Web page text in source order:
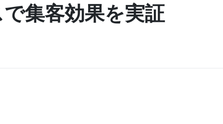
集客効果を実証